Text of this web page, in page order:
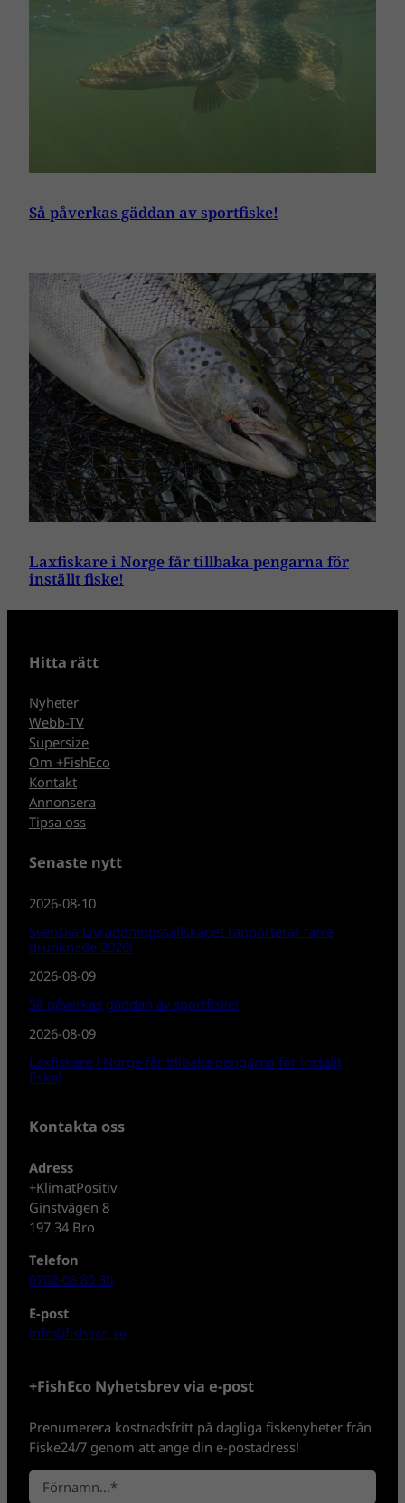
Så påverkas gäddan av sportfiske!
Laxfiskare i Norge får tillbaka pengarna för
inställt fiske!
Hitta rätt
Nyheter
Webb-TV
Supersize
Om +FishEco
Kontakt
Annonsera
Tipsa oss
Senaste nytt
2026-08-10
Svenska Livräddningssällskapet rapporterar färre
drunknade 2026!
2026-08-09
Så påverkas gäddan av sportfiske!
2026-08-09
Laxfiskare i Norge får tillbaka pengarna för inställt
fiske!
Kontakta oss
Adress
+KlimatPositiv
Ginstvägen 8
197 34 Bro
Telefon
0702-08 80 30
E-post
info@fisheco.se
+FishEco Nyhetsbrev via e-post
Prenumerera kostnadsfritt på dagliga fiskenyheter från
Fiske24/7 genom att ange din e-postadress!
N
a